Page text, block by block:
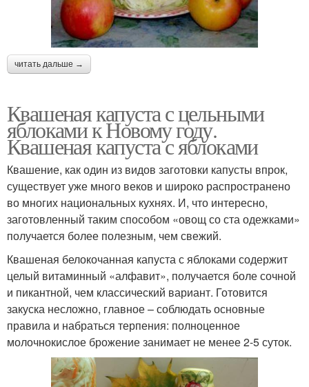
читать дальше →
Квашеная капуста с цельными
яблоками к Новому году.
Квашеная капуста с яблоками
Квашение, как один из видов заготовки капусты впрок,
существует уже много веков и широко распространено
во многих национальных кухнях. И, что интересно,
заготовленный таким способом «овощ со ста одежками»
получается более полезным, чем свежий.
Квашеная белокочанная капуста с яблоками содержит
целый витаминный «алфавит», получается боле сочной
и пикантной, чем классический вариант. Готовится
закуска несложно, главное – соблюдать основные
правила и набраться терпения: полноценное
молочнокислое брожение занимает не менее 2-5 суток.